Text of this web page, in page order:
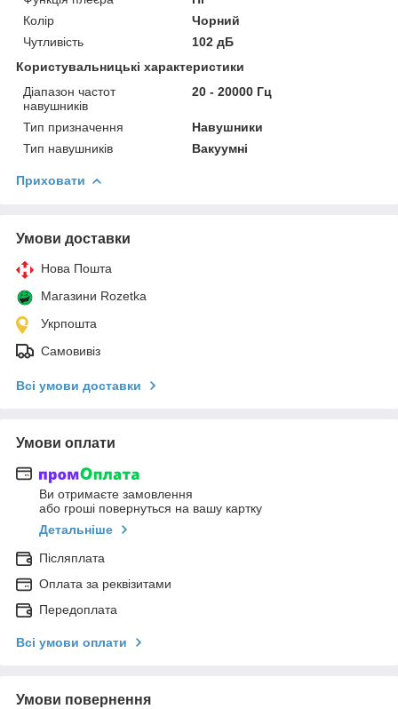
Колір
Чорний
Чутливість
102 дБ
Користувальницькі характеристики
Діапазон частот
навушників
20 - 20000 Гц
Тип призначення
Навушники
Тип навушників
Вакуумні
Приховати
Умови доставки
Нова Пошта
Магазини Rozetka
Укрпошта
Самовивіз
Всі умови доставки
Умови оплати
Ви отримаєте замовлення
або гроші повернуться на вашу картку
Детальніше
Післяплата
Оплата за реквізитами
Передоплата
Всі умови оплати
Умови повернення